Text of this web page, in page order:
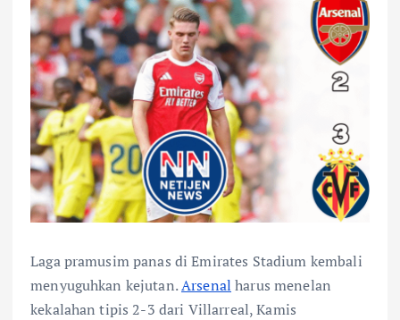
Laga pramusim panas di Emirates Stadium kembali
menyuguhkan kejutan.Arsenal harus menelan
kekalahan tipis 2-3 dari Villarreal, Kamis